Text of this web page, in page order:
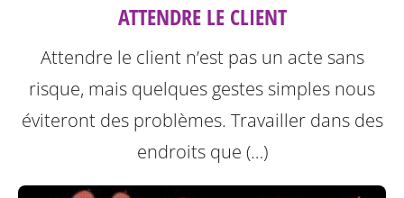
ATTENDRE LE CLIENT
Attendre le client n’est pas un acte sans
risque, mais quelques gestes simples nous
éviteront des problèmes. Travailler dans des
endroits que (…)